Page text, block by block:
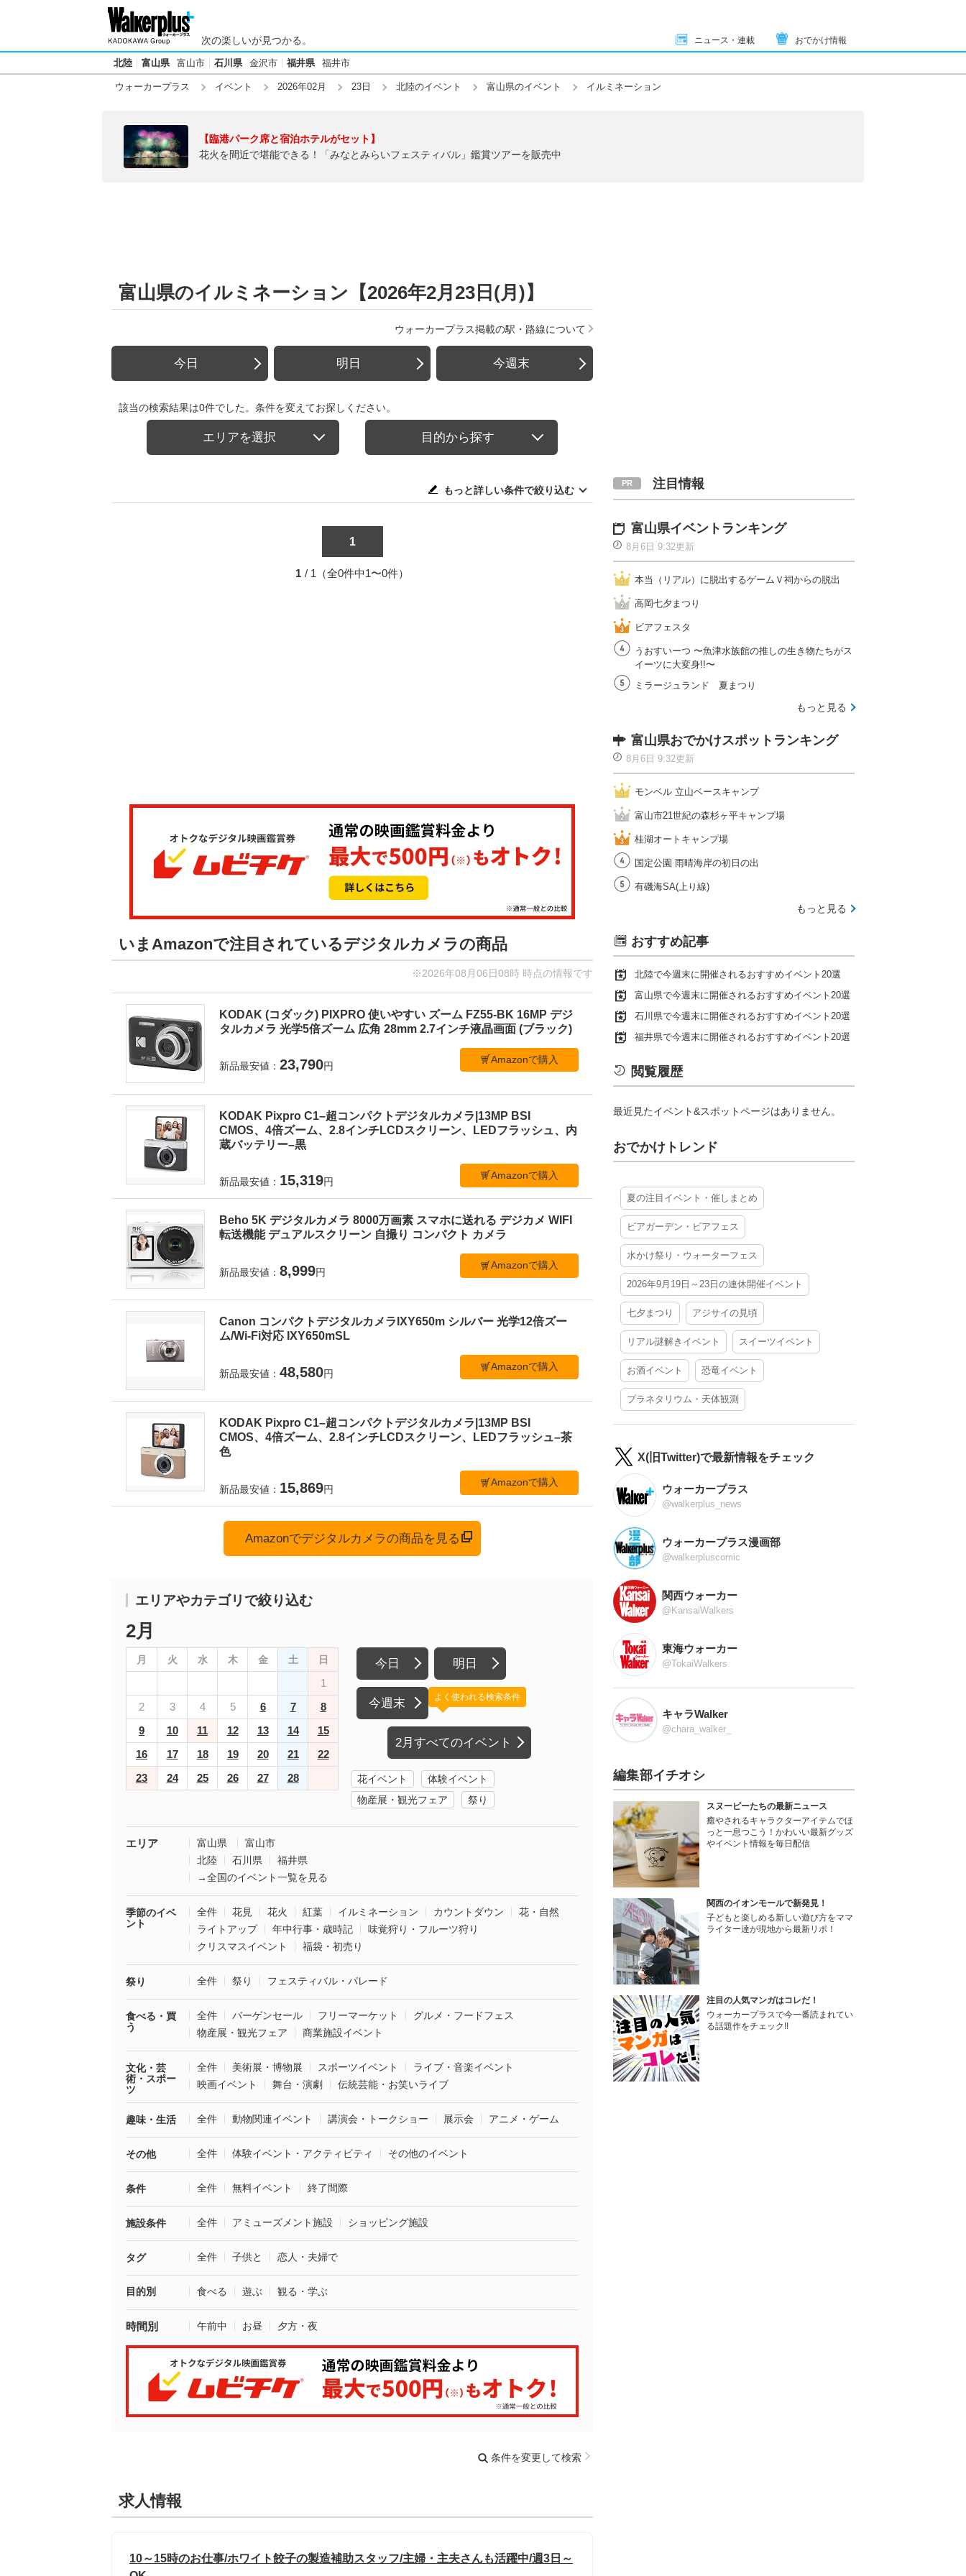
次の楽しいが見つかる。 ニュース・連載 おでかけ情報
北陸 富山県 富山市 石川県 金沢市 福井県 福井市
ウォーカープラス イベント 2026年02月 23日 北陸のイベント 富山県のイベント イルミネーション
【臨港パーク席と宿泊ホテルがセット】
花火を間近で堪能できる！「みなとみらいフェスティバル」鑑賞ツアーを販売中
富山県のイルミネーション【2026年2月23日(月)】
ウォーカープラス掲載の駅・路線について
今日 明日 今週末
該当の検索結果は0件でした。条件を変えてお探しください。
エリアを選択 目的から探す
もっと詳しい条件で絞り込む
1
1 / 1（全0件中1〜0件）
いまAmazonで注目されているデジタルカメラの商品
※2026年08月06日08時 時点の情報です
KODAK (コダック) PIXPRO 使いやすい ズーム FZ55-BK 16MP デジ
タルカメラ 光学5倍ズーム 広角 28mm 2.7インチ液晶画面 (ブラック)
新品最安値： 23,790円
Amazonで購入
KODAK Pixpro C1–超コンパクトデジタルカメラ|13MP BSI
CMOS、4倍ズーム、2.8インチLCDスクリーン、LEDフラッシュ、内
蔵バッテリー–黒
新品最安値： 15,319円
Amazonで購入
Beho 5K デジタルカメラ 8000万画素 スマホに送れる デジカメ WIFI
転送機能 デュアルスクリーン 自撮り コンパクト カメラ
新品最安値： 8,999円
Amazonで購入
Canon コンパクトデジタルカメラIXY650m シルバー 光学12倍ズー
ム/Wi-Fi対応 IXY650mSL
新品最安値： 48,580円
Amazonで購入
KODAK Pixpro C1–超コンパクトデジタルカメラ|13MP BSI
CMOS、4倍ズーム、2.8インチLCDスクリーン、LEDフラッシュ–茶
色
新品最安値： 15,869円
Amazonで購入
Amazonでデジタルカメラの商品を見る
エリアやカテゴリで絞り込む
2月
月 火 水 木 金 土 日
1
2
3 4 5 6 7
8
9
10 11 12 13 14
15
16
17 18 19 20 21
22
23
24 25 26 27 28
今日 明日
今週末
2月すべてのイベント
よく使われる検索条件
花イベント
体験イベント
物産展・観光フェア
祭り
エリア 富山県
富山市
北陸
石川県
福井県
→全国のイベント一覧を見る
季節のイベ
ント
全件 花見 花火 紅葉 イルミネーション カウントダウン
花・自然
ライトアップ
年中行事・歳時記
味覚狩り・フルーツ狩り
クリスマスイベント
福袋・初売り
祭り 全件 祭り フェスティバル・パレード
食べる・買
う
全件 バーゲンセール フリーマーケット
グルメ・フードフェス
物産展・観光フェア
商業施設イベント
文化・芸
術・スポー
ツ
全件 美術展・博物展 スポーツイベント
ライブ・音楽イベント
映画イベント
舞台・演劇 伝統芸能・お笑いライブ
趣味・生活 全件 動物関連イベント 講演会・トークショー 展示会 アニメ・ゲーム
その他 全件 体験イベント・アクティビティ その他のイベント
条件 全件 無料イベント 終了間際
施設条件 全件 アミューズメント施設 ショッピング施設
タグ 全件 子供と 恋人・夫婦で
目的別 食べる 遊ぶ 観る・学ぶ
時間別 午前中 お昼 夕方・夜
条件を変更して検索
求人情報
10～15時のお仕事/ホワイト餃子の製造補助スタッフ/主婦・主夫さんも活躍中/週3日～
注目情報
富山県イベントランキング
8月6日 9:32更新
本当（リアル）に脱出するゲームＶ祠からの脱出
高岡七夕まつり
ビアフェスタ
うおすいーつ 〜魚津水族館の推しの生き物たちがス
イーツに大変身!!〜
ミラージュランド 夏まつり
もっと見る
富山県おでかけスポットランキング
8月6日 9:32更新
モンベル 立山ベースキャンプ
富山市21世紀の森杉ヶ平キャンプ場
桂湖オートキャンプ場
国定公園 雨晴海岸の初日の出
有磯海SA(上り線)
もっと見る
おすすめ記事
北陸で今週末に開催されるおすすめイベント20選
富山県で今週末に開催されるおすすめイベント20選
石川県で今週末に開催されるおすすめイベント20選
福井県で今週末に開催されるおすすめイベント20選
閲覧履歴
最近見たイベント&スポットページはありません。
おでかけトレンド
夏の注目イベント・催しまとめ
ビアガーデン・ビアフェス
水かけ祭り・ウォーターフェス
2026年9月19日～23日の連休開催イベント
七夕まつり アジサイの見頃
リアル謎解きイベント スイーツイベント
お酒イベント 恐竜イベント
プラネタリウム・天体観測
X(旧Twitter)で最新情報をチェック
ウォーカープラス
@walkerplus_news
ウォーカープラス漫画部
@walkerpluscomic
関西ウォーカー
@KansaiWalkers
東海ウォーカー
@TokaiWalkers
キャラWalker
@chara_walker_
編集部イチオシ
スヌーピーたちの最新ニュース
癒やされるキャラクターアイテムでほ
っと一息つこう！かわいい最新グッズ
やイベント情報を毎日配信
関西のイオンモールで新発見！
子どもと楽しめる新しい遊び方をママ
ライター達が現地から最新リポ！
注目の人気マンガはコレだ！
ウォーカープラスで今一番読まれてい
る話題作をチェック!!